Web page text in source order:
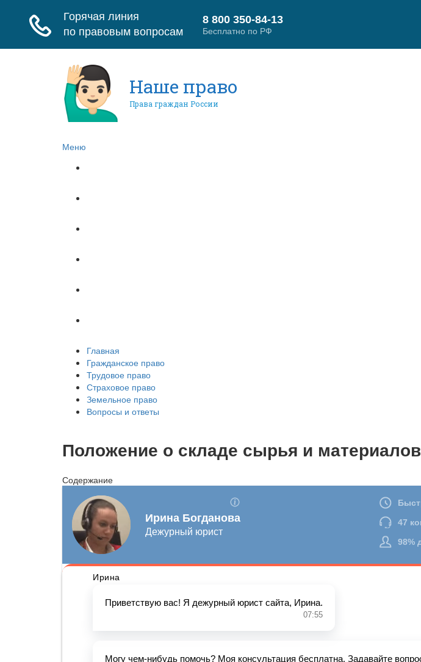
Наше право
Права граждан России
Меню
Главная
Гражданское право
Трудовое право
Страховое право
Земельное право
Вопросы и ответы
Положение о складе сырья и материалов
Содержание